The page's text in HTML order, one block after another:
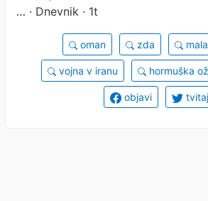
… · Dnevnik · 1t
oman zda
vojna v iranu hormuška
objavi tvitaj